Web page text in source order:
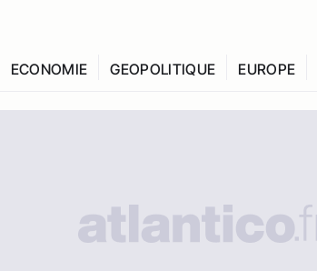
ECONOMIE GEOPOLITIQUE EUROPE